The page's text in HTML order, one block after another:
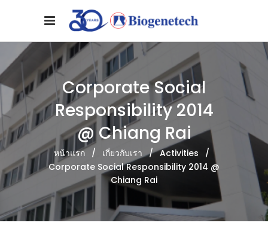
Corporate Social
Responsibility 2014
@ Chiang Rai
หน้าแรก / เกี่ยวกับเรา /Activities
/
Corporate Social Responsibility 2014 @
Chiang Rai